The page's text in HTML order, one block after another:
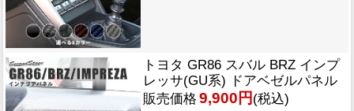
トヨタ GR86 スバル BRZ インプ
レッサ(GU系) ドアベゼルパネル
販売価格 9,900円 (税込)